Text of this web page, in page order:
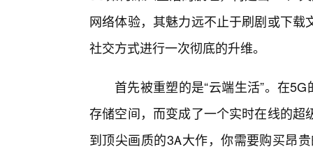
网络体验，其魅力远不止于刷剧或下
社交方式进行一次彻底的升维。
首先被重塑的是“云端生活”。在
存储空间，而变成了一个实时在线的
到顶尖画质的3A大作，你需要购买昂